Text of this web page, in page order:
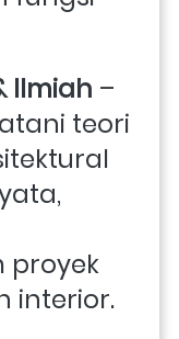
Ilmiah –
teori
proyek
interior.